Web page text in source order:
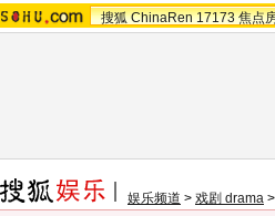
搜狐 ChinaRen 17173 焦点
娱乐频道 > 戏剧 drama >